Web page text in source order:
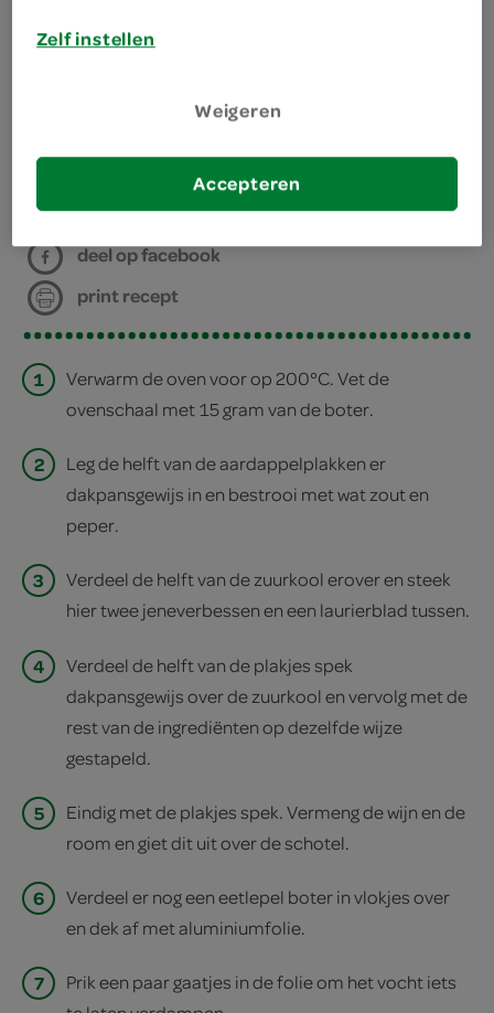
bereiden
deel op twitter
deel op facebook
print recept
1
Verwarm de oven voor op 200°C. Vet de
ovenschaal met 15 gram van de boter.
2
Leg de helft van de aardappelplakken er
dakpansgewijs in en bestrooi met wat zout en
peper.
3
Verdeel de helft van de zuurkool erover en steek
hier twee jeneverbessen en een laurierblad tussen.
4
Verdeel de helft van de plakjes spek
dakpansgewijs over de zuurkool en vervolg met de
rest van de ingrediënten op dezelfde wijze
gestapeld.
5
Eindig met de plakjes spek. Vermeng de wijn en de
room en giet dit uit over de schotel.
6
Verdeel er nog een eetlepel boter in vlokjes over
en dek af met aluminiumfolie.
7
Prik een paar gaatjes in de folie om het vocht iets
Zelf instellen
Weigeren
Accepteren